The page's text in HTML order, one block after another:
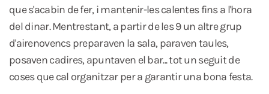
que s'acabin de fer, i mantenir-les calentes fins a l'hora
del dinar. Mentrestant, a partir de les 9 un altre grup
d'airenovencs preparaven la sala, paraven taules,
posaven cadires, apuntaven el bar... tot un seguit de
coses que cal organitzar per a garantir una bona festa.